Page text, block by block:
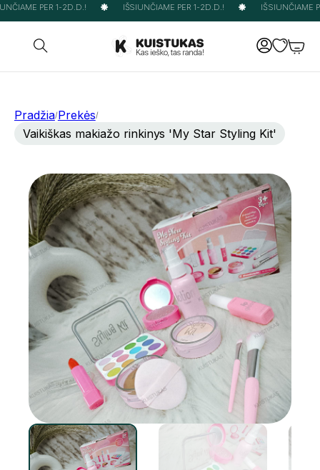
PER 1-2D.D.! IŠSIUNČIAME PER 1-2D.D.! IŠSIUNČIAME
Pradžia/Prekės/
Vaikiškas makiažo rinkinys 'My Star Styling Kit'